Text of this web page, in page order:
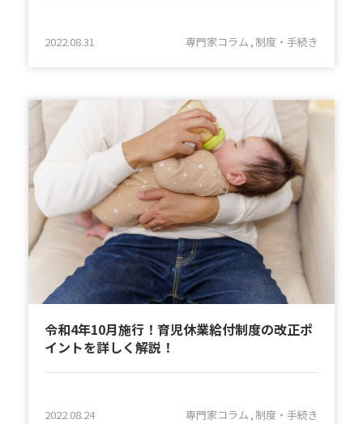
2022.08.31 専門家コラム 制度・手続き
令和4年10月施行！育児休業給付制度の改正ポ
イントを詳しく解説！
2022.08.24 専門家コラム 制度・手続き